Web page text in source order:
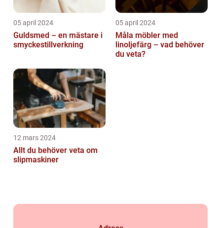
05 april 2024
Guldsmed – en mästare i
smyckestillverkning
05 april 2024
Måla möbler med
linoljefärg – vad behöver
du veta?
12 mars 2024
Allt du behöver veta om
slipmaskiner